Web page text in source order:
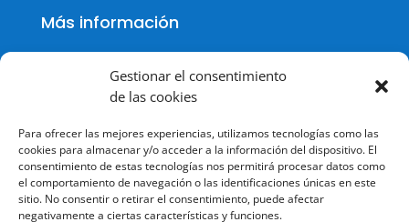
Gestionar el consentimiento
de las cookies
Para ofrecer las mejores experiencias, utilizamos tecnologías como las
cookies para almacenar y/o acceder a la información del dispositivo. El
consentimiento de estas tecnologías nos permitirá procesar datos como
el comportamiento de navegación o las identificaciones únicas en este
sitio. No consentir o retirar el consentimiento, puede afectar
negativamente a ciertas características y funciones.
Más información
Política de Privacidad
Aviso legal
Terminos y condiciones